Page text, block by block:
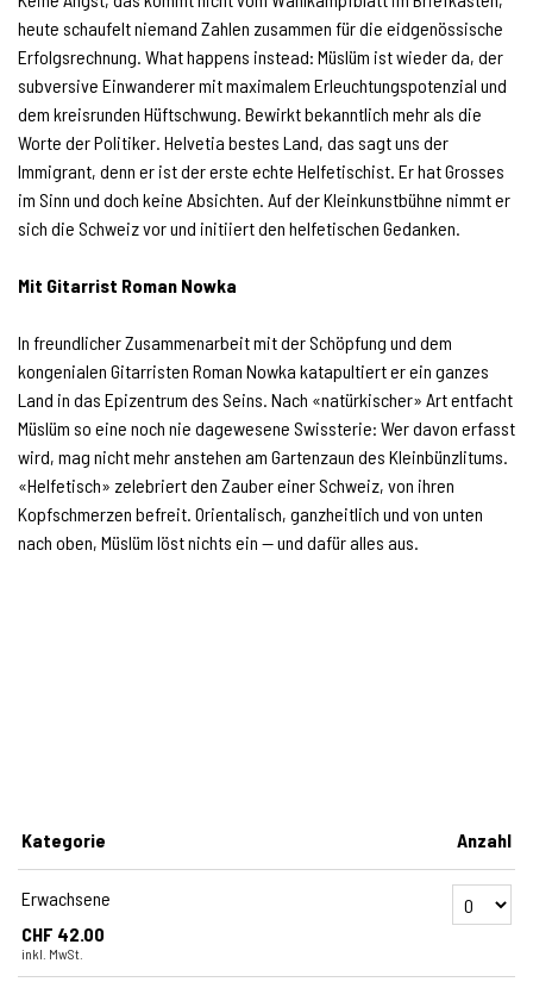
heute schaufelt niemand Zahlen zusammen für die eidgenössische
Erfolgsrechnung. What happens instead: Müslüm ist wieder da, der
subversive Einwanderer mit maximalem Erleuchtungspotenzial und
dem kreisrunden Hüftschwung. Bewirkt bekanntlich mehr als die
Worte der Politiker. Helvetia bestes Land, das sagt uns der
Immigrant, denn er ist der erste echte Helfetischist. Er hat Grosses
im Sinn und doch keine Absichten. Auf der Kleinkunstbühne nimmt er
sich die Schweiz vor und initiiert den helfetischen Gedanken.
Mit Gitarrist Roman Nowka
In freundlicher Zusammenarbeit mit der Schöpfung und dem
kongenialen Gitarristen Roman Nowka katapultiert er ein ganzes
Land in das Epizentrum des Seins. Nach «natürkischer» Art entfacht
Müslüm so eine noch nie dagewesene Swissterie: Wer davon erfasst
wird, mag nicht mehr anstehen am Gartenzaun des Kleinbünzlitums.
«Helfetisch» zelebriert den Zauber einer Schweiz, von ihren
Kopfschmerzen befreit. Orientalisch, ganzheitlich und von unten
nach oben, Müslüm löst nichts ein — und dafür alles aus.
Kategorie Anzahl
Erwachsene
CHF 42.00
inkl. MwSt.
Anzahl